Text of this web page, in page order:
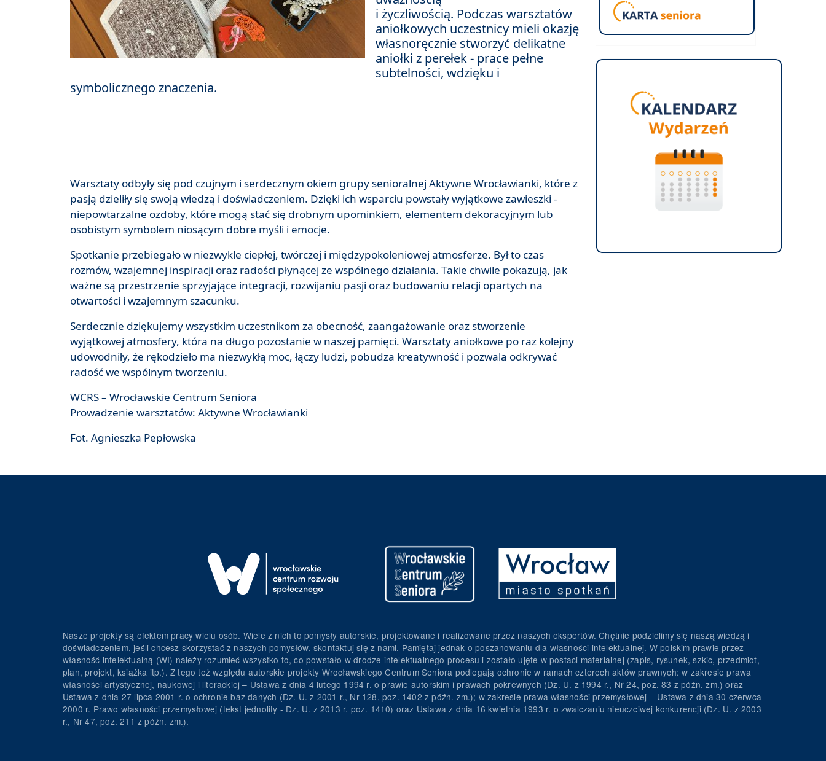
i życzliwością. Podczas warsztatów
aniołkowych uczestnicy mieli okazję
własnoręcznie stworzyć delikatne
aniołki z perełek - prace pełne
subtelności, wdzięku i
symbolicznego znaczenia.
Warsztaty odbyły się pod czujnym i serdecznym okiem grupy senioralnej Aktywne Wrocławianki, które z
pasją dzieliły się swoją wiedzą i doświadczeniem. Dzięki ich wsparciu powstały wyjątkowe zawieszki -
niepowtarzalne ozdoby, które mogą stać się drobnym upominkiem, elementem dekoracyjnym lub
osobistym symbolem niosącym dobre myśli i emocje.
Spotkanie przebiegało w niezwykle ciepłej, twórczej i międzypokoleniowej atmosferze. Był to czas
rozmów, wzajemnej inspiracji oraz radości płynącej ze wspólnego działania. Takie chwile pokazują, jak
ważne są przestrzenie sprzyjające integracji, rozwijaniu pasji oraz budowaniu relacji opartych na
otwartości i wzajemnym szacunku.
Serdecznie dziękujemy wszystkim uczestnikom za obecność, zaangażowanie oraz stworzenie
wyjątkowej atmosfery, która na długo pozostanie w naszej pamięci. Warsztaty aniołkowe po raz kolejny
udowodniły, że rękodzieło ma niezwykłą moc, łączy ludzi, pobudza kreatywność i pozwala odkrywać
radość we wspólnym tworzeniu.
WCRS – Wrocławskie Centrum Seniora
Prowadzenie warsztatów: Aktywne Wrocławianki
Fot. Agnieszka Pepłowska
Nasze projekty są efektem pracy wielu osób. Wiele z nich to pomysły autorskie, projektowane i realizowane przez naszych ekspertów. Chętnie podzielimy się naszą wiedzą i
doświadczeniem, jeśli chcesz skorzystać z naszych pomysłów, skontaktuj się z nami. Pamiętaj jednak o poszanowaniu dla własności intelektualnej. W polskim prawie przez
własność intelektualną (WI) należy rozumieć wszystko to, co powstało w drodze intelektualnego procesu i zostało ujęte w postaci materialnej (zapis, rysunek, szkic, przedmiot,
plan, projekt, książka itp.). Z tego też względu autorskie projekty Wrocławskiego Centrum Seniora podlegają ochronie w ramach czterech aktów prawnych: w zakresie prawa
własności artystycznej, naukowej i literackiej – Ustawa z dnia 4 lutego 1994 r. o prawie autorskim i prawach pokrewnych (Dz. U. z 1994 r., Nr 24, poz. 83 z późn. zm.) oraz
Ustawa z dnia 27 lipca 2001 r. o ochronie baz danych (Dz. U. z 2001 r., Nr 128, poz. 1402 z późn. zm.); w zakresie prawa własności przemysłowej – Ustawa z dnia 30 czerwca
2000 r. Prawo własności przemysłowej (tekst jednolity - Dz. U. z 2013 r. poz. 1410) oraz Ustawa z dnia 16 kwietnia 1993 r. o zwalczaniu nieuczciwej konkurencji (Dz. U. z 2003
r., Nr 47, poz. 211 z późn. zm.).